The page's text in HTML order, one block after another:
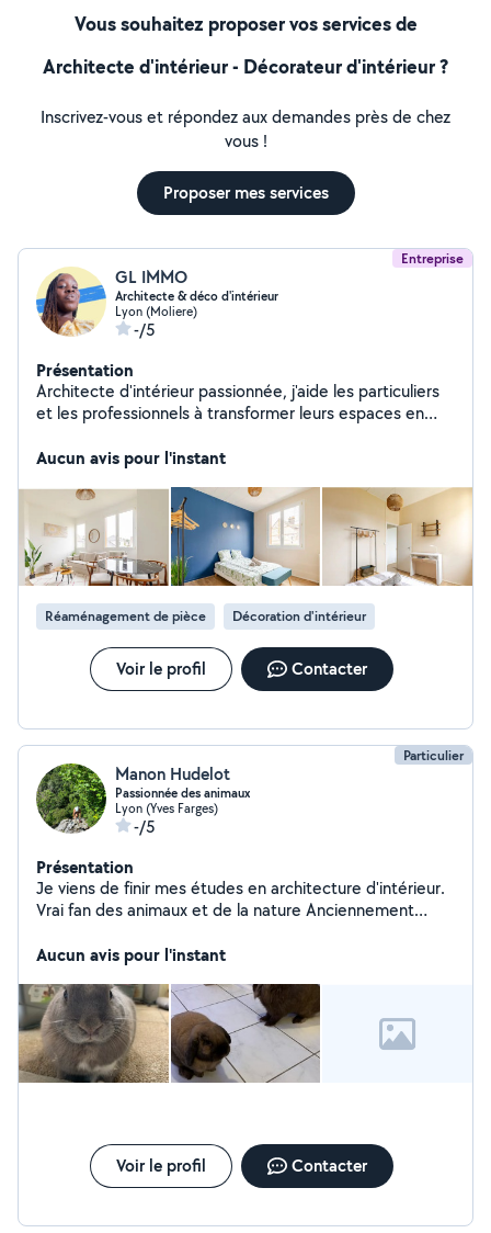
Vous souhaitez proposer vos services de
Architecte d'intérieur - Décorateur d'intérieur ?
Inscrivez-vous et répondez aux demandes près de chez
vous !
Proposer mes services
Entreprise
GL IMMO
Architecte & déco d'intérieur
Lyon (Moliere)
-/5
Présentation
Architecte d'intérieur passionnée, j'aide les particuliers
et les professionnels à transformer leurs espaces en
approche mêle créativité, sens du détail et bien-être :
objectif : créer un intérieur qui vous ressemble, où vous
vous sentirez vraiment chez vous.
Aucun avis pour l'instant
Réaménagement de pièce Décoration d'intérieur
Voir le profil Contacter
Particulier
Manon Hudelot
Passionnée des animaux
Lyon (Yves Farges)
-/5
Présentation
Je viens de finir mes études en architecture d'intérieur.
Vrai fan des animaux et de la nature Anciennement
nature pointilleuse, dynamique et volontaire !
Aucun avis pour l'instant
Voir le profil Contacter